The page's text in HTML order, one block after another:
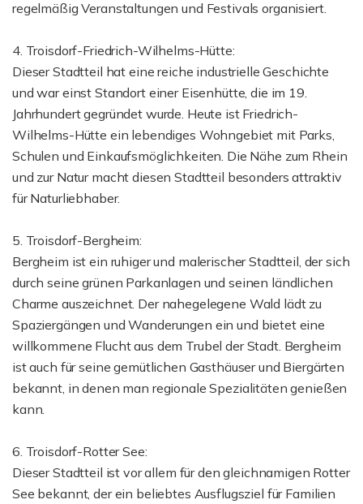
regelmäßig Veranstaltungen und Festivals organisiert.
4. Troisdorf-Friedrich-Wilhelms-Hütte:
Dieser Stadtteil hat eine reiche industrielle Geschichte
und war einst Standort einer Eisenhütte, die im 19.
Jahrhundert gegründet wurde. Heute ist Friedrich-
Wilhelms-Hütte ein lebendiges Wohngebiet mit Parks,
Schulen und Einkaufsmöglichkeiten. Die Nähe zum Rhein
und zur Natur macht diesen Stadtteil besonders attraktiv
für Naturliebhaber.
5. Troisdorf-Bergheim:
Bergheim ist ein ruhiger und malerischer Stadtteil, der sich
durch seine grünen Parkanlagen und seinen ländlichen
Charme auszeichnet. Der nahegelegene Wald lädt zu
Spaziergängen und Wanderungen ein und bietet eine
willkommene Flucht aus dem Trubel der Stadt. Bergheim
ist auch für seine gemütlichen Gasthäuser und Biergärten
bekannt, in denen man regionale Spezialitäten genießen
kann.
6. Troisdorf-Rotter See:
Dieser Stadtteil ist vor allem für den gleichnamigen Rotter
See bekannt, der ein beliebtes Ausflugsziel für Familien